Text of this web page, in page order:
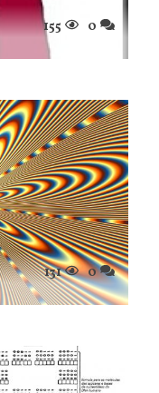
155 0
131 0